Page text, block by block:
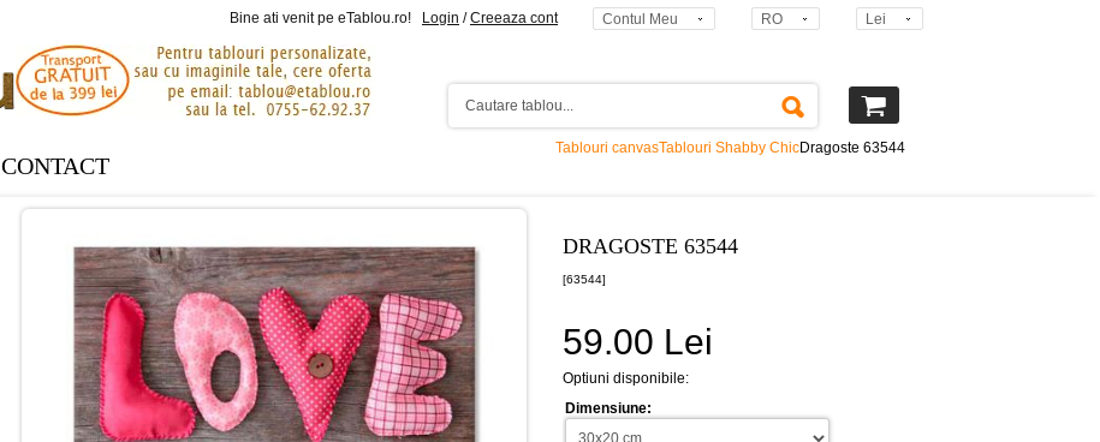
Bine ati venit pe eTablou.ro! Login /Creeaza cont Contul Meu RO Lei
CONTACT
Tablouri canvasTablouri Shabby ChicDragoste 63544
DRAGOSTE 63544
[63544]
59.00 Lei
Optiuni disponibile:
Dimensiune: